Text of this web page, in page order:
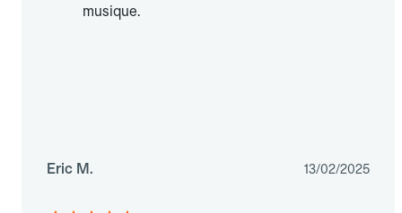
musique.
Eric M. 13/02/2025